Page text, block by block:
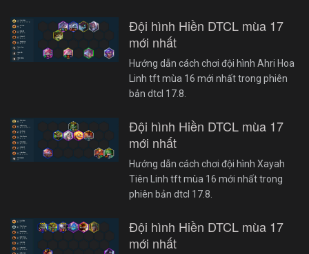
Đội hình Hiền DTCL mùa 17
mới nhất
Hướng dẫn cách chơi đội hình Ahri Hoa
Linh tft mùa 16 mới nhất trong phiên
bản dtcl 17.8.
Đội hình Hiền DTCL mùa 17
mới nhất
Hướng dẫn cách chơi đội hình Xayah
Tiên Linh tft mùa 16 mới nhất trong
phiên bản dtcl 17.8.
Đội hình Hiền DTCL mùa 17
mới nhất